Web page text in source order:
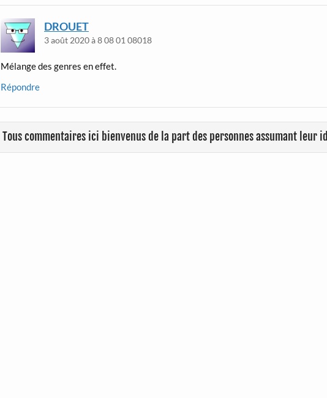
DROUET
3 août 2020 à 8 08 01 08018
Mélange des genres en effet.
Répondre
Tous commentaires ici bienvenus de la part des personnes assumant leur